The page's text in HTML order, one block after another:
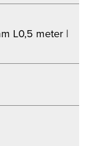
L0,5 meter |